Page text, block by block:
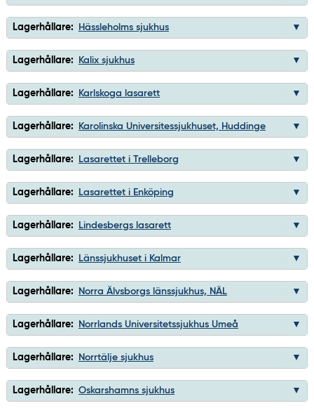
Lagerhållare: Hässleholms sjukhus
Lagerhållare: Kalix sjukhus
Lagerhållare: Karlskoga lasarett
Lagerhållare: Karolinska Universitessjukhuset, Huddinge
Lagerhållare: Lasarettet i Trelleborg
Lagerhållare: Lasarettet i Enköping
Lagerhållare: Lindesbergs lasarett
Lagerhållare: Länssjukhuset i Kalmar
Lagerhållare: Norra Älvsborgs länssjukhus, NÄL
Lagerhållare: Norrlands Universitetssjukhus Umeå
Lagerhållare: Norrtälje sjukhus
Lagerhållare: Oskarshamns sjukhus